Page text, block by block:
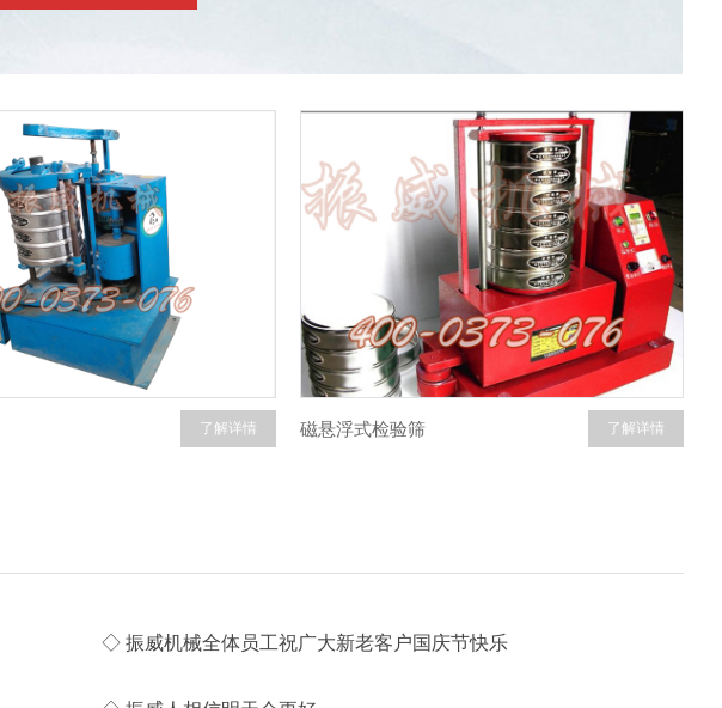
了解详情 磁悬浮式检验筛 了解详情
◇ 振威机械全体员工祝广大新老客户国庆节快乐